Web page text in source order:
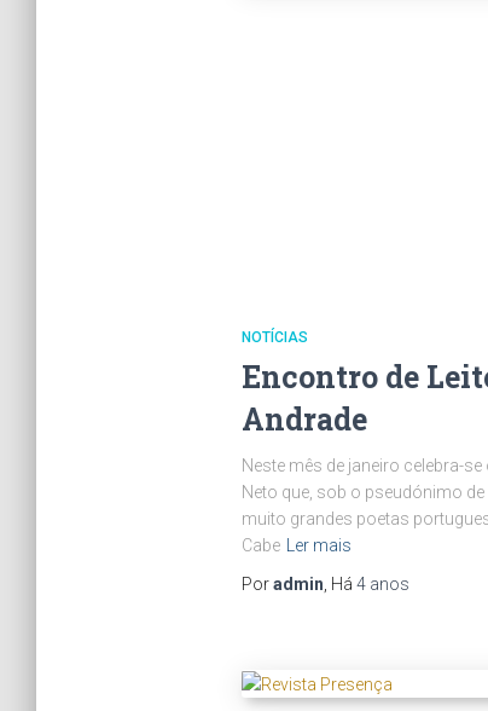
NOTÍCIAS
Encontro de
Andrade
Neste mês de janeiro celebra-
Neto que, sob o pseudónimo
muito grandes poetas
Cabe
Ler mais
Poradmin , Há 4 anos